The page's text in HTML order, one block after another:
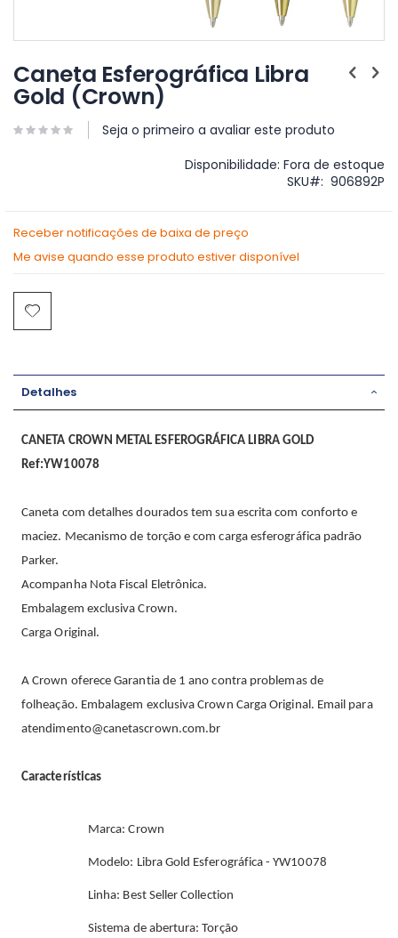
para
o
início
Galeria
Caneta Esferográfica Libra
Gold (Crown)
Seja o primeiro a avaliar este produto
Disponibilidade: Fora de estoque
SKU
906892P
Receber notificações de baixa de preço
Me avise quando esse produto estiver disponível
Detalhes
CANETA CROWN METAL ESFEROGRÁFICA LIBRA GOLD
Ref:YW10078
Caneta com detalhes dourados tem sua escrita com conforto e
maciez. Mecanismo de torção e com carga esferográfica padrão
Parker.
Acompanha Nota Fiscal Eletrônica.
Embalagem exclusiva Crown.
Carga Original.
A Crown oferece Garantia de 1 ano contra problemas de
folheação. Embalagem exclusiva Crown Carga Original. Email para
atendimento@canetascrown.com.br
Características
Marca: Crown
Modelo: Libra Gold Esferográfica - YW10078
Linha: Best Seller Collection
Sistema de abertura: Torção